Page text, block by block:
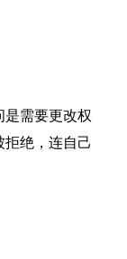
是需要更改权
拒绝，连自己